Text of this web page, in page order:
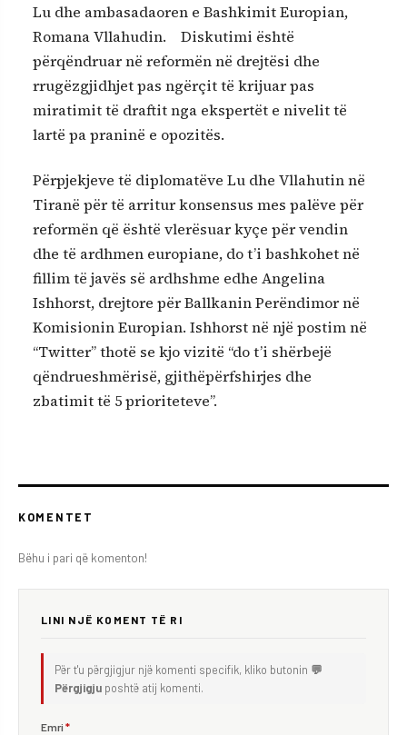
Lu dhe ambasadaoren e Bashkimit Europian,
Romana Vllahudin. Diskutimi është
përqëndruar në reformën në drejtësi dhe
rrugëzgjidhjet pas ngërçit të krijuar pas
miratimit të draftit nga ekspertët e nivelit të
lartë pa praninë e opozitës.
Përpjekjeve të diplomatëve Lu dhe Vllahutin në
Tiranë për të arritur konsensus mes palëve për
reformën që është vlerësuar kyçe për vendin
dhe të ardhmen europiane, do t’i bashkohet në
fillim të javës së ardhshme edhe Angelina
Ishhorst, drejtore për Ballkanin Perëndimor në
Komisionin Europian. Ishhorst në një postim në
“Twitter” thotë se kjo vizitë “do t’i shërbejë
qëndrueshmërisë, gjithëpërfshirjes dhe
zbatimit të 5 prioriteteve”.
KOMENTET
Bëhu i pari që komenton!
LINI NJË KOMENT TË RI
Për t'u përgjigjur një komenti specifik, kliko butonin 💬
Përgjigju poshtë atij komenti.
Emri *